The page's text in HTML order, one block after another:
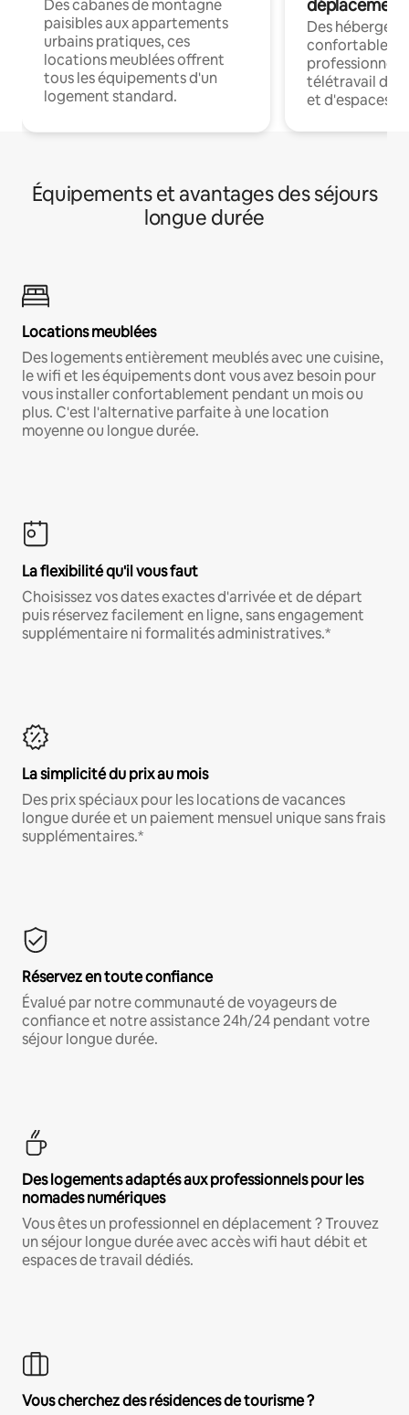
Des cabanes de montagne
paisibles aux appartements
urbains pratiques, ces
locations meublées offrent
tous les équipements d'un
logement standard.
déplacement
Des
confortables
professionnels
télétravail
et d'espaces
Équipements et avantages des séjours
longue durée
Locations meublées
Des logements entièrement meublés avec une cuisine,
le wifi et les équipements dont vous avez besoin pour
vous installer confortablement pendant un mois ou
plus. C'est l'alternative parfaite à une location
moyenne ou longue durée.
La flexibilité qu'il vous faut
Choisissez vos dates exactes d'arrivée et de départ
puis réservez facilement en ligne, sans engagement
supplémentaire ni formalités administratives.*
La simplicité du prix au mois
Des prix spéciaux pour les locations de vacances
longue durée et un paiement mensuel unique sans frais
supplémentaires.*
Réservez en toute confiance
Évalué par notre communauté de voyageurs de
confiance et notre assistance 24h/24 pendant votre
séjour longue durée.
Des logements adaptés aux professionnels pour les
nomades numériques
Vous êtes un professionnel en déplacement ? Trouvez
un séjour longue durée avec accès wifi haut débit et
espaces de travail dédiés.
Vous cherchez des résidences de tourisme ?